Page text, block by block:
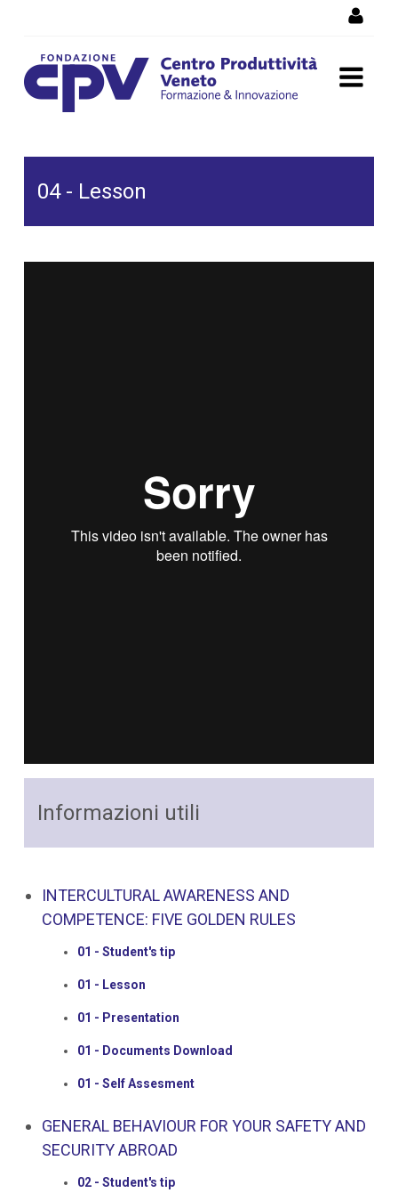
04 - Lesson
04 - Lesson
Informazioni utili
INTERCULTURAL AWARENESS AND
COMPETENCE: FIVE GOLDEN RULES
01 - Student's tip
01 - Lesson
01 - Presentation
01 - Documents Download
01 - Self Assesment
GENERAL BEHAVIOUR FOR YOUR SAFETY AND
SECURITY ABROAD
02 - Student's tip